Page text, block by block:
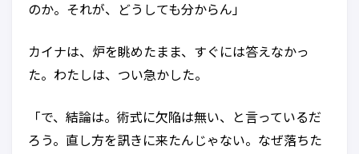
のか。それが、どうしても分からん」
カイナは、炉を眺めたまま、すぐには答えなかっ
た。わたしは、つい急かした。
「で、結論は。術式に欠陥は無い、と言っているだ
ろう。直し方を訊きに来たんじゃない。なぜ落ちた